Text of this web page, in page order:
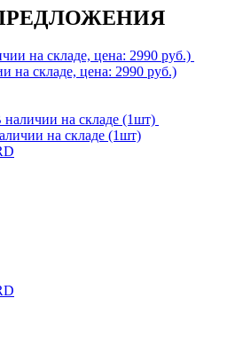
на складе, цена: 2990 руб.)
на складе (1шт)